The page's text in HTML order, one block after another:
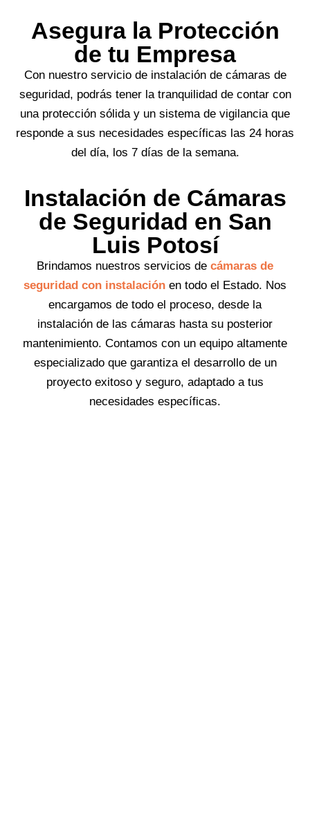
Asegura la Protección
de tu Empresa
Con nuestro servicio de instalación de cámaras de
seguridad, podrás tener la tranquilidad de contar con
una protección sólida y un sistema de vigilancia que
responde a sus necesidades específicas las 24 horas
del día, los 7 días de la semana.
Instalación de Cámaras
de Seguridad en San
Luis Potosí
Brindamos nuestros servicios de cámaras de
seguridad con instalación en todo el Estado. Nos
encargamos de todo el proceso, desde la
instalación de las cámaras hasta su posterior
mantenimiento. Contamos con un equipo altamente
especializado que garantiza el desarrollo de un
proyecto exitoso y seguro, adaptado a tus
necesidades específicas.